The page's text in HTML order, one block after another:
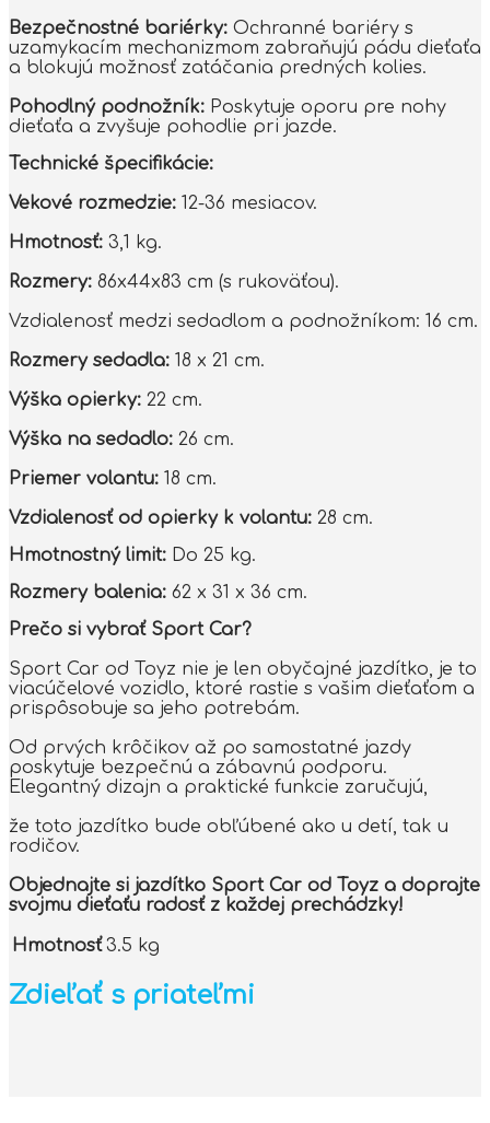
Bezpečnostné bariérky: Ochranné bariéry s
uzamykacím mechanizmom zabraňujú pádu dieťaťa
a blokujú možnosť zatáčania predných kolies.
Pohodlný podnožník: Poskytuje oporu pre nohy
dieťaťa a zvyšuje pohodlie pri jazde.
Technické špecifikácie:
Vekové rozmedzie: 12-36 mesiacov.
Hmotnosť: 3,1 kg.
Rozmery: 86x44x83 cm (s rukoväťou).
Vzdialenosť medzi sedadlom a podnožníkom: 16 cm.
Rozmery sedadla: 18 x 21 cm.
Výška opierky: 22 cm.
Výška na sedadlo: 26 cm.
Priemer volantu: 18 cm.
Vzdialenosť od opierky k volantu: 28 cm.
Hmotnostný limit: Do 25 kg.
Rozmery balenia: 62 x 31 x 36 cm.
Prečo si vybrať Sport Car?
Sport Car od Toyz nie je len obyčajné jazdítko, je to
viacúčelové vozidlo, ktoré rastie s vašim dieťaťom a
prispôsobuje sa jeho potrebám.
Od prvých krôčikov až po samostatné jazdy
poskytuje bezpečnú a zábavnú podporu.
Elegantný dizajn a praktické funkcie zaručujú,
že toto jazdítko bude obľúbené ako u detí, tak u
rodičov.
Objednajte si jazdítko Sport Car od Toyz a doprajte
svojmu dieťaťu radosť z každej prechádzky!
Hmotnosť 3.5 kg
Zdieľať s priateľmi